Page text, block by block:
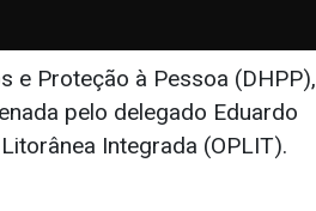
e Proteção à Pessoa (DHPP),
pelo delegado Eduardo
Integrada (OPLIT).